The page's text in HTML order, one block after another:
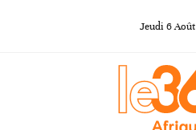
Jeudi 6Août